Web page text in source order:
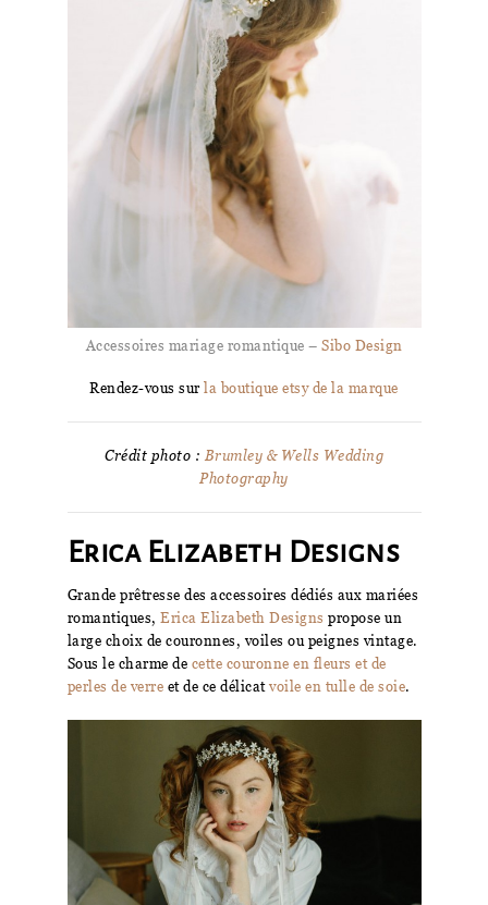
Accessoires mariage romantique – Sibo Design
Rendez-vous surla boutique etsy de la marque
Crédit photo : Brumley & Wells Wedding
Photography
Erica Elizabeth Designs
Grande prêtresse des accessoires dédiés aux mariées
romantiques, Erica Elizabeth Designs propose un
large choix de couronnes, voiles ou peignes vintage.
Sous le charme de cette couronne en fleurs et de
perles de verre et de ce délicatvoile en tulle de soie.